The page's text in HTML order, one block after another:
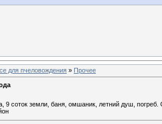
для пчеловождения » Прочее
9 соток земли, баня, омшаник, летний душ,